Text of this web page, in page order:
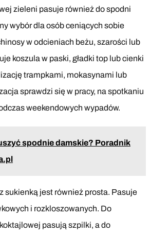
zieleni pasuje również do spodni
wybór dla osób ceniących sobie
w odcieniach beżu, szarości lub
koszula w paski, gładki top lub cienki
trampkami, mokasynami lub
sprawdzi się w pracy, na spotkaniu
weekendowych wypadów.
spodnie damskie? Poradnik
sukienką jest również prosta. Pasuje
i rozkloszowanych. Do
pasują szpilki, a do